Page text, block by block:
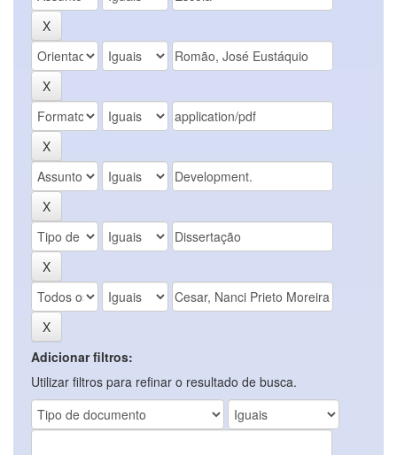
Adicionar filtros:
Utilizar filtros para refinar o resultado de busca.